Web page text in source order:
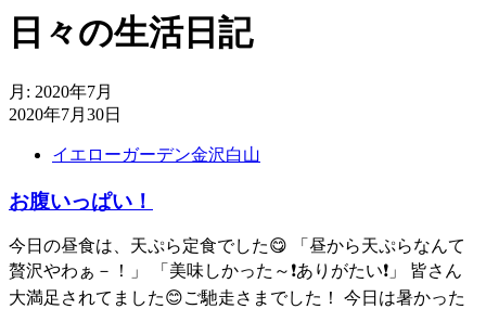
日々の生活日記
月: 2020年7月
2020年7月30日
イエローガーデン金沢白山
お腹いっぱい！
今日の昼食は、天ぷら定食でした😋 「昼から天ぷらなんて
贅沢やわぁ－！」 「美味しかった～❗ありがたい❗」 皆さん
大満足されてました😊ご馳走さまでした！ 今日は暑かった